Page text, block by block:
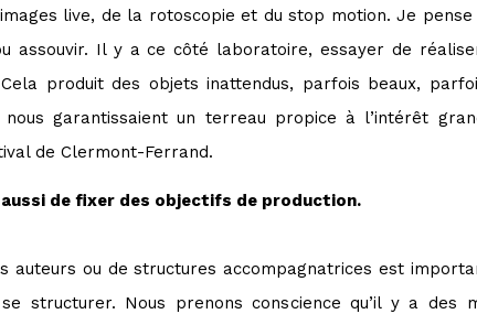
live, de la rotoscopie et du stop motion. Je
assouvir. Il y a ce côté laboratoire, essayer de
produit des objets inattendus, parfois beaux,
garantissaient un terreau propice à l’intérêt
de Clermont-Ferrand.
de fixer des objectifs de production.
auteurs ou de structures accompagnatrices est
structurer. Nous prenons conscience qu’il y a des